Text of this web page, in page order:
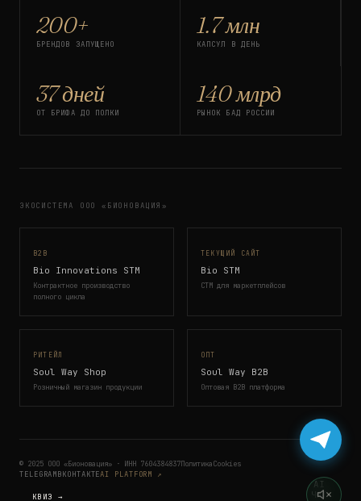
200+
БРЕНДОВ ЗАПУЩЕНО
1.7 млн
КАПСУЛ В ДЕНЬ
37 дней
ОТ БРИФА ДО ПОЛКИ
140 млрд
РЫНОК БАД РОССИИ
ЭКОСИСТЕМА ООО «БИОНОВАЦИЯ»
B2B
Bio Innovations STM
Контрактное производство
полного цикла
ТЕКУЩИЙ САЙТ
Bio STM
СТМ для маркетплейсов
РИТЕЙЛ
Soul Way Shop
Розничный магазин продукции
ОПТ
Soul Way B2B
Оптовая B2B платформа
© 2025 ООО «Бионовация» · ИНН 7604384837ПолитикаCookies
TELEGRAMВКОНТАКТЕAI PLATFORM ↗
КВИЗ →
AI
ЧАТ